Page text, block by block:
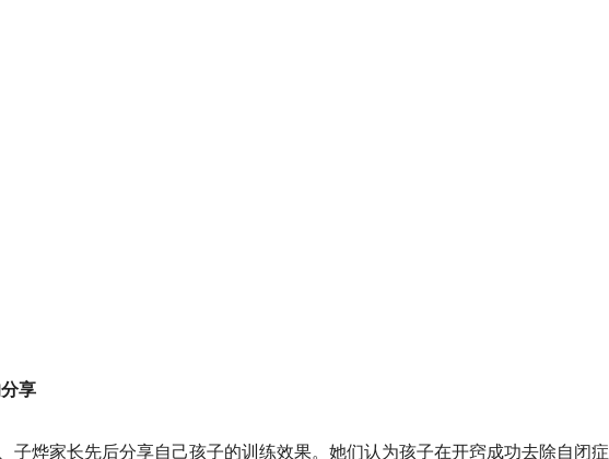
享
烨家长先后分享自己孩子的训练效果。她们认为孩子在开窍成功去除自闭症